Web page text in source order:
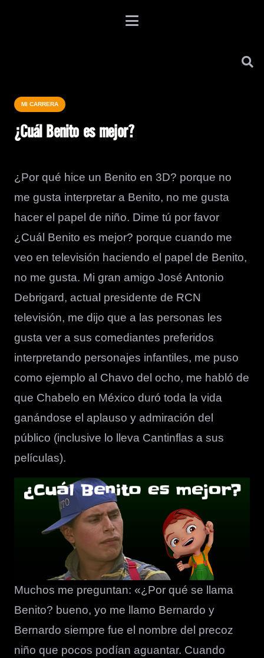
MI CARRERA
¿Cuál Benito es mejor?
¿Por qué hice un Benito en 3D? porque no
me gusta interpretar a Benito, no me gusta
hacer el papel de niño. Dime tú por favor
¿Cuál Benito es mejor? porque cuando me
veo en televisión haciendo el papel de Benito,
no me gusta. Mi gran amigo José Antonio
Debrigard, actual presidente de RCN
televisión, me dijo que a las personas les
gusta ver a sus comediantes preferidos
interpretando personajes infantiles, me puso
como ejemplo al Chavo del ocho, me habló de
que Chabelo en México duró toda la vida
ganándose el aplauso y admiración del
público (inclusive lo lleva Cantinflas a sus
películas).
Muchos me preguntan: «¿Por qué se llama
Benito? bueno, yo me llamo Bernardo y
Bernardo siempre fue el nombre del precoz
niño que pocos podían aguantar. Cuando